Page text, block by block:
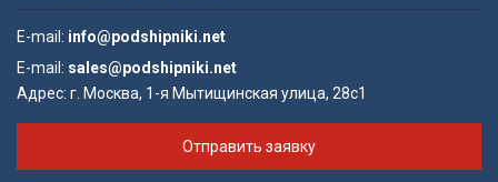
E-mail: info@podshipniki.net
E-mail: sales@podshipniki.net
Адрес: г. Москва, 1-я Мытищинская улица, 28с1
Отправить заявку